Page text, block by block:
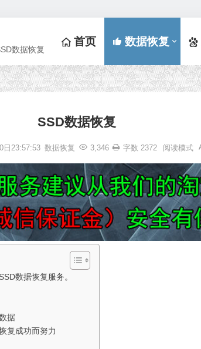
数据恢复
首页 数据恢复
SSD数据恢复
日23:57:53 数据恢复 3,346 字数 2372 阅读模式
数据恢复服务。
据
复成功而努力